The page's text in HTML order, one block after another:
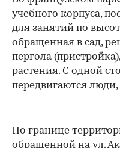
учебного корпуса,
для занятий по
обращенная в сад,
пергола
растения. С одной
передвигаются люди,
По границе
обращенной на ул.